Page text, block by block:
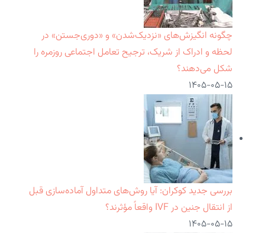
چگونه انگیزش‌های «نزدیک‌شدن» و «دوری‌جستن» در
لحظه و ادراک از شریک، ترجیح تعامل اجتماعی روزمره را
شکل می‌دهند؟
۱۴۰۵-۰۵-۱۵
بررسی جدید کوکران: آیا روش‌های متداول آماده‌سازی قبل
از انتقال جنین در IVF واقعاً مؤثرند؟
۱۴۰۵-۰۵-۱۵